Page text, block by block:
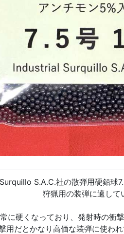
S.A.C.社の散弾用硬鉛球
狩猟用の装弾に適して
に硬くなっており、発射時の衝
用だとかなり高価な装弾に使わ